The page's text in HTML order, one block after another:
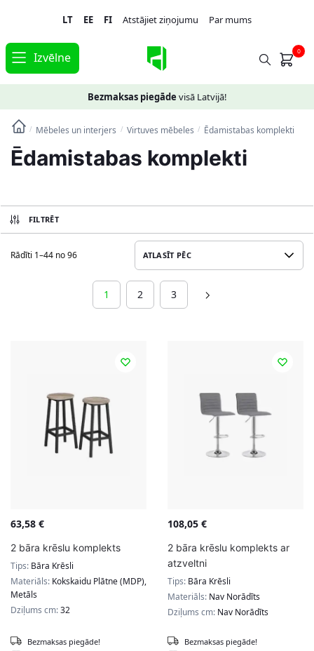
navigation
content
LT EE FI Atstājiet ziņojumu Par mums
Izvēlne 0
Bezmaksas piegāde visā Latvijā!
/ Mēbeles un interjers / Virtuves mēbeles / Ēdamistabas komplekti
Ēdamistabas komplekti
FILTRĒT
Rādīti 1–44 no 96
1 2 3
63,58 €
2 bāra krēslu komplekts
Tips: Bāra Krēsli
Materiāls: Kokskaidu Plātne (MDP),
Metāls
Dziļums cm:32
Bezmaksas piegāde!
108,05 €
2 bāra krēslu komplekts ar
atzveltni
Tips: Bāra Krēsli
Materiāls: Nav Norādīts
Dziļums cm: Nav Norādīts
Bezmaksas piegāde!